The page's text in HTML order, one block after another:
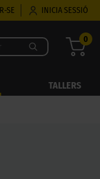
SE INICIA SESSIÓ
0
TALLERS